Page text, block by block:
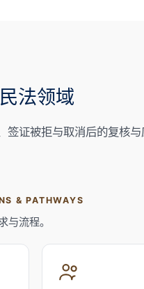
法领域
证被拒与取消后的复核
& PATHWAYS
流程。